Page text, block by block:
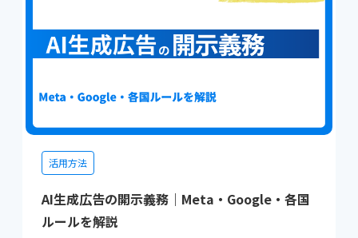
活用方法
AI生成広告の開示義務｜Meta・Google・各国
ルールを解説